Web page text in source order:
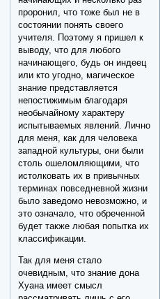
проронил, что тоже был не в
состоянии понять своего
учителя. Поэтому я пришел к
выводу, что для любого
начинающего, будь он индеец
или кто угодно, магическое
знание представляется
непостижимым благодаря
необычайному характеру
испытываемых явлений. Лично
для меня, как для человека
западной культуры, они были
столь ошеломляющими, что
истолковать их в привычных
терминах повседневной жизни
было заведомо невозможно, и
это означало, что обреченной
будет также любая попытка их
классификации.
Так для меня стало
очевидным, что знание дона
Хуана имеет смысл